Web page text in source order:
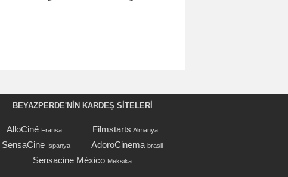
BEYAZPERDE'NIN KARDEŞ SİTELERİ
AlloCiné Fransa Filmstarts Almanya
SensaCine İspanya AdoroCinema brasil
Sensacine México Meksika